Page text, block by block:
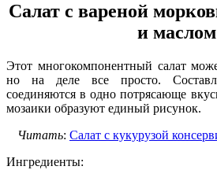
Салат с вареной
и маслом
Этот многокомпонентный салат
но на деле все просто.
соединяются в одно потрясающе
мозаики образуют единый рисунок.
Читать: Салат с кукурузой
Ингредиенты: